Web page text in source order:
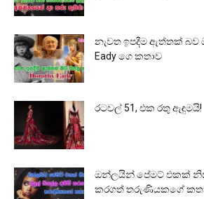
නැවත ඉපදීම ඇත්තක් බව
Eady ගෙ කතාව
රටවල් 51, එක රතු ඇඳුමයි!
ඔන්ලයින් පේමට් එකක්
කරගත් තරුණියකගේ